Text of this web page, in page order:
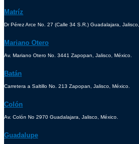
Matríz
Dr Pérez Arce No. 27 (Calle 34 S.R.) Guadalajara,
Mariano Otero
Av. Mariano Otero No. 3441 Zapopan, Jalisco, México.
Batán
Carretera a Saltillo No. 213 Zapopan, Jalisco, México.
Colón
Av. Colón No 2970 Guadalajara, Jalisco, México.
Guadalupe